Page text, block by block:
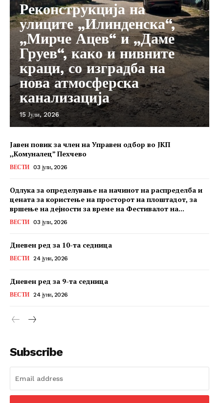
Реконструкција на
улиците „Илинденска“,
„Мирче Ацев“ и „Даме
Груев“, како и нивните
краци, со изградба на
нова атмосферска
канализација
15 Јули, 2026
Јавен повик за член на Управен одбор во ЈКП
,,Комуналец” Пехчево
ВЕСТИ 03 јули, 2026
Одлука за определување на начинот на распределба и
цената за користење на просторот на плоштадот, за
вршење на дејности за време на Фестивалот на...
ВЕСТИ 03 јули, 2026
Дневен ред за 10-та седница
ВЕСТИ 24 јуни, 2026
Дневен ред за 9-та седница
ВЕСТИ 24 јуни, 2026
Subscribe